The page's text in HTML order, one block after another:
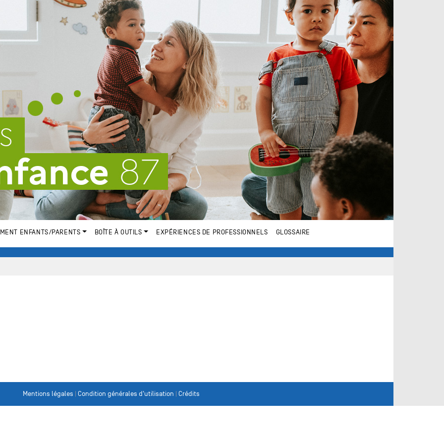
ENFANTS/PARENTS BOÎTE À OUTILS EXPÉRIENCES DE PROFESSIONNELS GLOSSAIRE
Mentions légales | Condition générales d'utilisation | Crédits